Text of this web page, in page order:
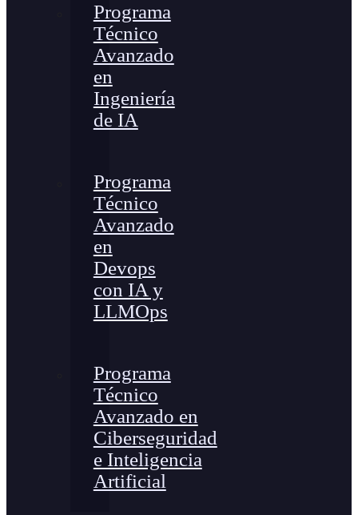
Programa
Técnico
Avanzado
en
Ingeniería
de IA
Programa
Técnico
Avanzado
en
Devops
con IA y
LLMOps
Programa
Técnico
Avanzado en
Ciberseguridad
e Inteligencia
Artificial